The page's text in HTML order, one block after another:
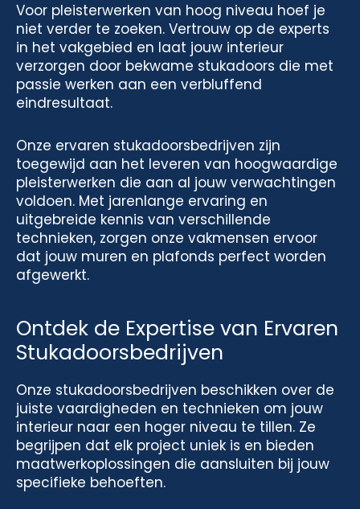
Voor pleisterwerken van hoog niveau hoef je
niet verder te zoeken. Vertrouw op de experts
in het vakgebied en laat jouw interieur
verzorgen door bekwame stukadoors die met
passie werken aan een verbluffend
eindresultaat.
Onze ervaren stukadoorsbedrijven zijn
toegewijd aan het leveren van hoogwaardige
pleisterwerken die aan al jouw verwachtingen
voldoen. Met jarenlange ervaring en
uitgebreide kennis van verschillende
technieken, zorgen onze vakmensen ervoor
dat jouw muren en plafonds perfect worden
afgewerkt.
Ontdek de Expertise van Ervaren
Stukadoorsbedrijven
Onze stukadoorsbedrijven beschikken over de
juiste vaardigheden en technieken om jouw
interieur naar een hoger niveau te tillen. Ze
begrijpen dat elk project uniek is en bieden
maatwerkoplossingen die aansluiten bij jouw
specifieke behoeften.